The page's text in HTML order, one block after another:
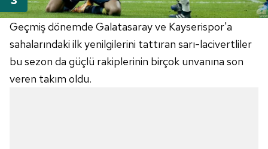
Geçmiş dönemde Galatasaray ve Kayserispor'a
sahalarındaki ilk yenilgilerini tattıran sarı-lacivertliler
bu sezon da güçlü rakiplerinin birçok unvanına son
veren takım oldu.